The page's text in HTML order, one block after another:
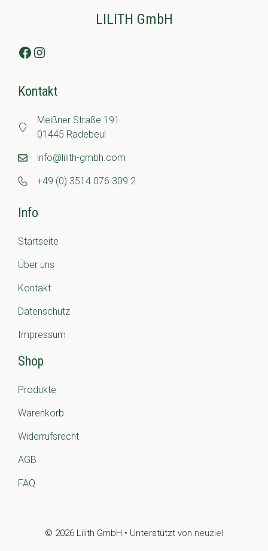
LILITH GmbH
Facebook
Instagram
Kontakt
Meißner Straße 191
01445 Radebeul
info@lilith-gmbh.com
+49 (0) 3514 076 309 2
Info
Startseite
Über uns
Kontakt
Datenschutz
Impressum
Shop
Produkte
Warenkorb
Widerrufsrecht
AGB
FAQ
© 2026 Lilith GmbH • Unterstützt von neuziel